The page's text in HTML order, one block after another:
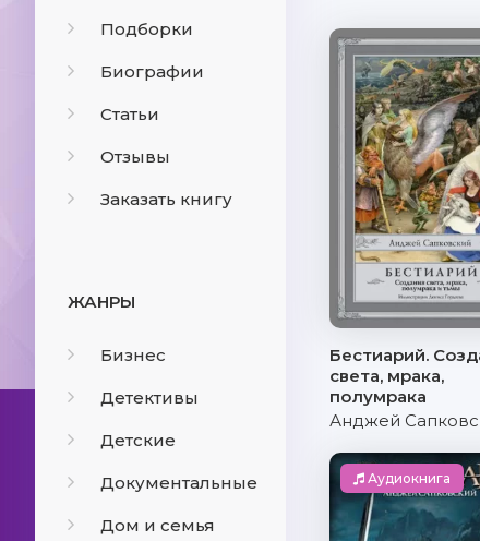
Подборки
Биографии
Статьи
Отзывы
Заказать книгу
ЖАНРЫ
Бизнес
Детективы
Детские
Документальные
Дом и семья
Бестиарий.
света, мрака,
полумрака
Анджей
Аудиокнига